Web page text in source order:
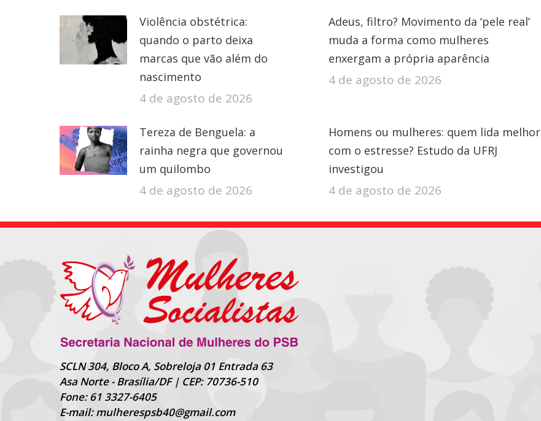
Violência obstétrica:
quando o parto deixa
marcas que vão além do
nascimento
4 de agosto de 2026
Adeus, filtro? Movimento da ‘pele real’
muda a forma como mulheres
enxergam a própria aparência
4 de agosto de 2026
Tereza de Benguela: a
rainha negra que governou
um quilombo
4 de agosto de 2026
Homens ou mulheres: quem lida melhor
com o estresse? Estudo da UFRJ
investigou
4 de agosto de 2026
SCLN 304, Bloco A, Sobreloja 01 Entrada 63
Asa Norte - Brasília/DF | CEP: 70736-510
Fone: 61 3327-6405
E-mail: mulherespsb40@gmail.com